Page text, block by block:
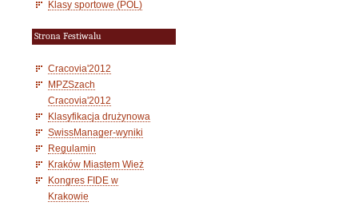
Klasy sportowe (POL)
Strona Festiwalu
Cracovia'2012
MPZSzach
Cracovia'2012
Klasyfikacja drużynowa
SwissManager-wyniki
Regulamin
Kraków Miastem Wież
Kongres FIDE w
Krakowie